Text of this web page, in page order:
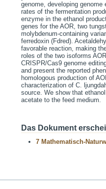
genome, developing
rates of the fermentation
enzyme in the ethanol
genes for the AOR, two
molybdenum-containing
ferredoxin (Fdred).
favorable reaction, making
roles of the two isoforms
CRISPR/Cas9 genome
and present the reported
homologous production of
characterization of C.
source. We show that
acetate to the feed medium.
Das Dokument
7 Mathematisch-